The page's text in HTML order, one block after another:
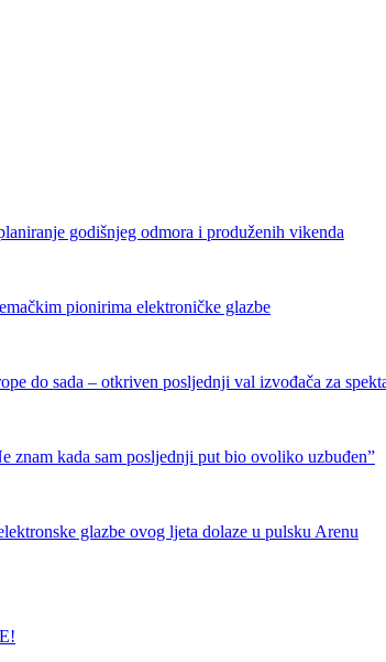
godišnjeg odmora i produženih vikenda
pionirima elektroničke glazbe
do sada – otkriven posljednji val izvođača za
znam kada sam posljednji put bio ovoliko uzbuđen”
glazbe ovog ljeta dolaze u pulsku Arenu